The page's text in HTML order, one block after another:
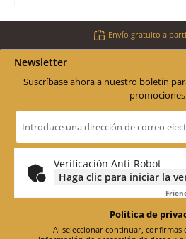
Envío gratuito a
Newsletter
Suscríbase ahora a nuestro boletín
de
correo
electrónico
Verificación Anti-Robot
Haga clic para iniciar la
Política de